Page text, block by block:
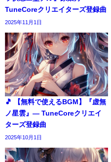
TuneCoreクリエイターズ登録曲
2025年11月1日
🎵 【無料で使えるBGM】『虚無
ノ星雲』― TuneCoreクリエイ
ターズ登録曲
2025年10月1日